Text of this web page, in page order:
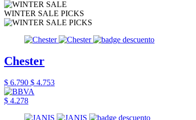
WINTER SALE PICKS
Chester
$ 6.790 $ 4.753
$ 4.278